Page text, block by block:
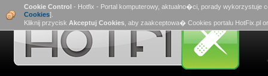
Cookie Control - Hotfix - Portal komputerowy, aktualno�ci, porady wykorzystuje
Cookies].
Kliknij przycisk Akceptuj Cookies , aby zaakceptowa� Cookies portalu HotFix.pl